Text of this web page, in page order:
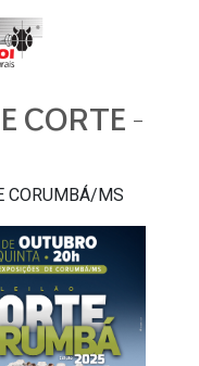
CORTE -
CORUMBÁ/MS